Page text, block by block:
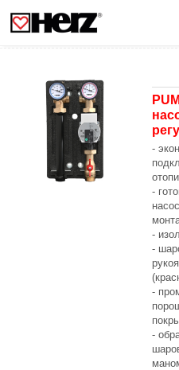
-
-
-
-
-
-